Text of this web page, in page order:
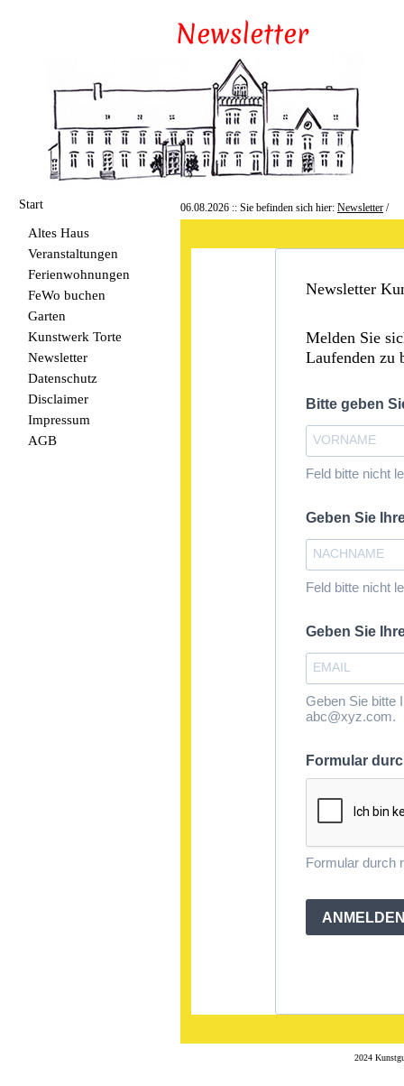
Start
Altes Haus
Veranstaltungen
Ferienwohnungen
FeWo buchen
Garten
Kunstwerk Torte
Newsletter
Datenschutz
Disclaimer
Impressum
AGB
06.08.2026 :: Sie befinden sich hier: Newsletter /
Newsletter
Melden Sie
Laufenden zu
Bitte geben
Feld bitte nicht
Geben Sie
Feld bitte nicht
Geben Sie
Geben Sie bitte
abc@xyz.com.
Formular
Formular durch
2024